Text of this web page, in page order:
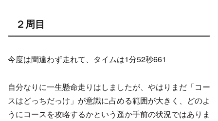
２周目
今度は間違わず走れて、タイムは1分52秒661
自分なりに一生懸命走りはしましたが、やはりまだ「コー
スはどっちだっけ」が意識に占める範囲が大きく、どのよ
うにコースを攻略するかという遥か手前の状況ではありま